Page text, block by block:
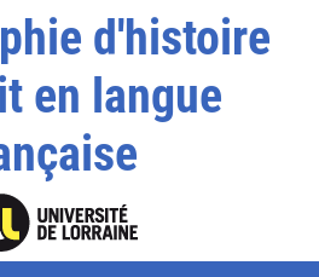
d'histoire
en langue